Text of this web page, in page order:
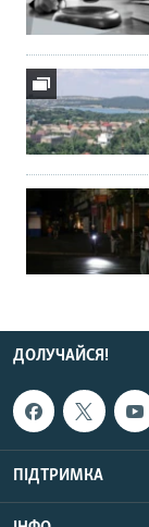
ДОЛУЧАЙСЯ!
ПІДТРИМКА